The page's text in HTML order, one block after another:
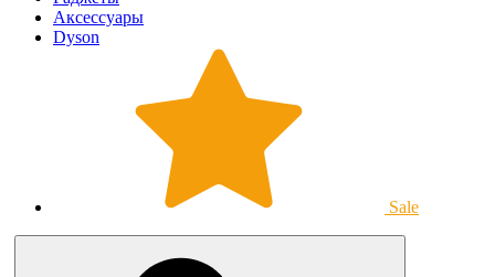
Аксессуары
Dyson
Sale